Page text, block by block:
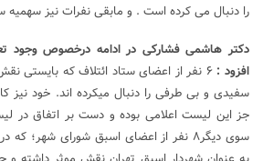
را دنبال می کرده است . و مابقی نفرات نیز سهمیه
دکتر هاشمی فشارکی در ادامه درخصوص وجود
افزود : ۶ نفر از اعضای ستاد ائتلاف که
سفیدی و بی طرفی را دنبال میکرده اند. خود نیز
جز این لیست اعلامی بوده و دست بر اتفاق در
سوی دیگر۸ نفر از اعضای اسبق شورای